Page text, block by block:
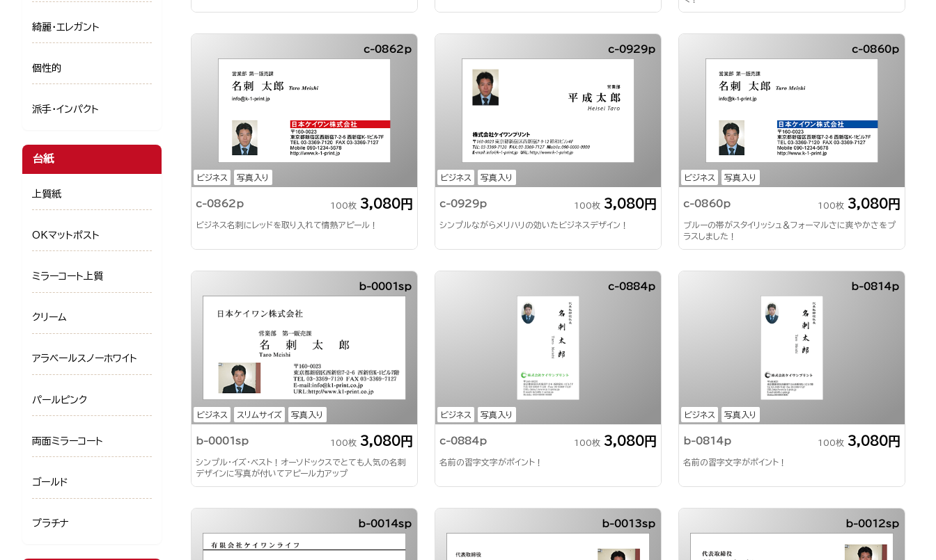
ビジネス 写真入り
c-0862p
c-0862p 100枚 3,080円
ビジネス名刺にレッドを取り入れて情熱アピール！
ビジネス 写真入り
c-0929p
c-0929p 100枚 3,080円
シンプルながらメリハリの効いたビジネスデザイン！
ビジネス 写真入り
c-0860p
c-0860p 100枚 3,080円
ブルーの帯がスタイリッシュ＆フォーマルさに爽やかさをプ
ラスしました！
ビジネス スリムサイズ 写真入り
b-0001sp
b-0001sp 100枚 3,080円
シンプル・イズ・ベスト！オーソドックスでとても人気の名刺
デザインに写真が付いてアピール力アップ
ビジネス 写真入り
c-0884p
c-0884p 100枚 3,080円
名前の習字文字がポイント！
ビジネス 写真入り
b-0814p
b-0814p 100枚 3,080円
名前の習字文字がポイント！
b-0014sp b-0013sp b-0012sp
綺麗・エレガント
個性的
派手・インパクト
台紙
上質紙
OKマットポスト
ミラーコート上質
クリーム
アラベールスノーホワイト
パールピンク
両面ミラーコート
ゴールド
プラチナ